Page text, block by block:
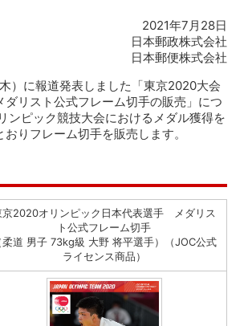
2021年7月28日
日本郵政株式会社
日本郵便株式会社
）に報道発表しました「東京2020大会
リスト公式フレーム切手の販売」につ
ンピック競技大会におけるメダル獲得を
りフレーム切手を販売します。
京2020オリンピック日本代表選手 メダリス
ト公式フレーム切手
柔道 男子 73kg級 大野 将平選手）（JOC公式
ライセンス商品）